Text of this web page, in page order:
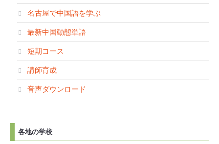
名古屋で中国語を学ぶ
最新中国動態単語
短期コース
講師育成
音声ダウンロード
各地の学校